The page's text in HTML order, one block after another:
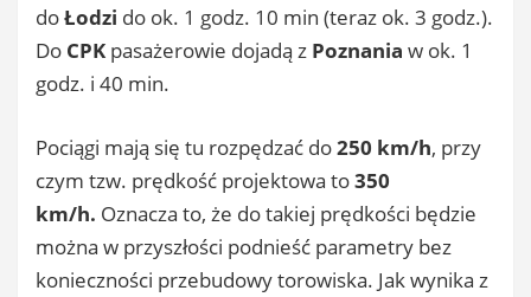
doŁodzi do ok. 1 godz. 10 min (teraz ok. 3 godz.).
Do CPK pasażerowie dojadą z Poznania w ok. 1
godz. i 40 min.
Pociągi mają się tu rozpędzać do250 km/h, przy
czym tzw. prędkość projektowa to350
km/h. Oznacza to, że do takiej prędkości będzie
można w przyszłości podnieść parametry bez
konieczności przebudowy torowiska. Jak wynika z